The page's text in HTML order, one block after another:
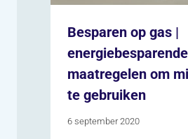
Besparen op gas |
energiebesparende
maatregelen om
te gebruiken
6 september 2020